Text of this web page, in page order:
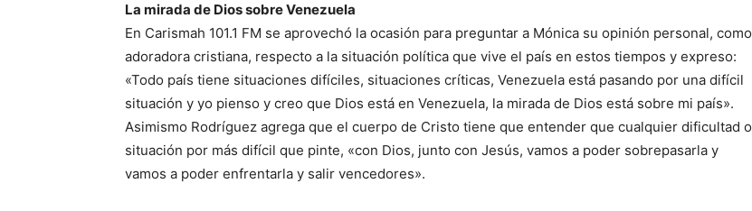
La mirada de Dios sobre Venezuela
En Carismah 101.1 FM se aprovechó la ocasión para preguntar a Mónica su opinión personal, como
adoradora cristiana, respecto a la situación política que vive el país en estos tiempos y expreso:
«Todo país tiene situaciones difíciles, situaciones críticas, Venezuela está pasando por una difícil
situación y yo pienso y creo que Dios está en Venezuela, la mirada de Dios está sobre mi país».
Asimismo Rodríguez agrega que el cuerpo de Cristo tiene que entender que cualquier dificultad o
situación por más difícil que pinte, «con Dios, junto con Jesús, vamos a poder sobrepasarla y
vamos a poder enfrentarla y salir vencedores».